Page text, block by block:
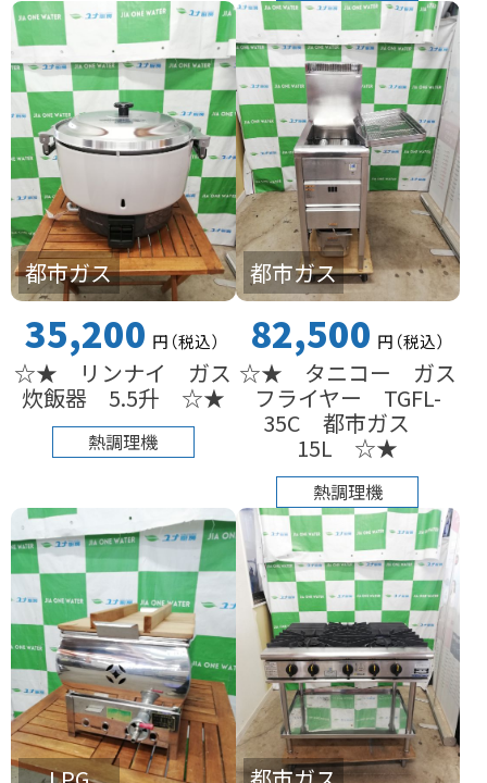
都市ガス
35,200 円（税込）
☆★ リンナイ ガス
炊飯器 5.5升 ☆★
熱調理機
都市ガス
82,500 円（税込）
☆★ タニコー ガス
フライヤー TGFL-
35C 都市ガス
15L ☆★
熱調理機